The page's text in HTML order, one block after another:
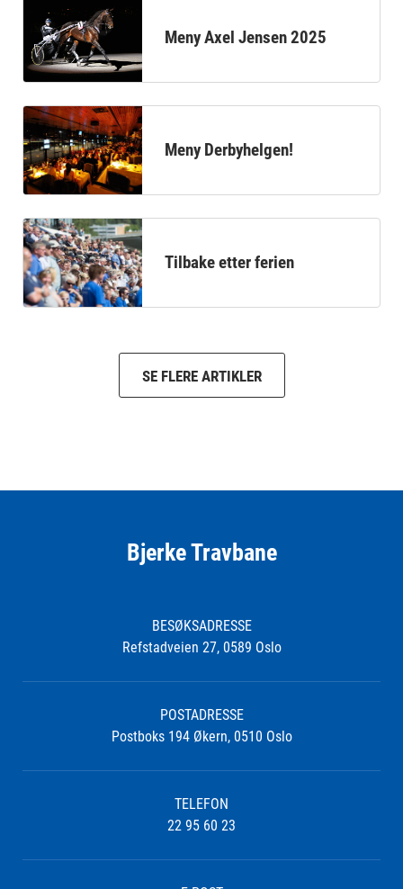
Meny Axel Jensen 2025
Meny Derbyhelgen!
Tilbake etter ferien
SE FLERE ARTIKLER
Bjerke Travbane
BESØKSADRESSE
Refstadveien 27, 0589 Oslo
POSTADRESSE
Postboks 194 Økern, 0510 Oslo
TELEFON
22 95 60 23